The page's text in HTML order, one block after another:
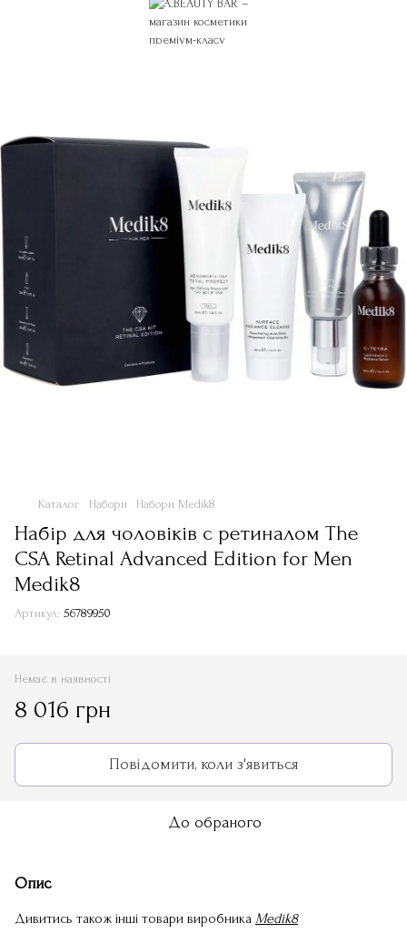
Каталог Набори Набори Medik8
Набір для чоловіків с ретиналом The
CSA Retinal Advanced Edition for Men
Medik8
Артикул: 56789950
Немає в наявності
8 016 грн
Повідомити, коли з'явиться
До обраного
Опис
Дивитись також інші товари виробника Medik8